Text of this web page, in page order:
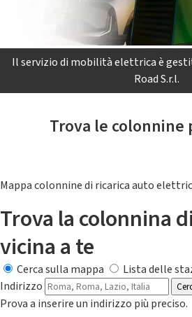
Il servizio di mobilità elettrica è
Road S.r.l.
Trova le colonnine
Mappa colonnine di ricarica auto
Trova la colonnina
vicina a te
Cerca sulla mappa
Lista delle
Indirizzo
Prova a inserire un indirizzo più preciso.